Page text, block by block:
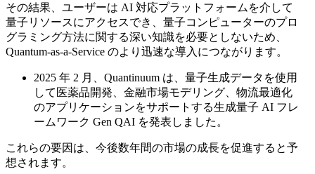
その結果、ユーザーは AI 対応プラットフォームを介して
量子リソースにアクセスでき、量子コンピューターのプロ
グラミング方法に関する深い知識を必要としないため、
Quantum-as-a-Service のより迅速な導入につながります。
2025 年 2 月、Quantinuum は、量子生成データを使用
して医薬品開発、金融市場モデリング、物流最適化
のアプリケーションをサポートする生成量子 AI フレ
ームワーク Gen QAI を発表しました。
これらの要因は、今後数年間の市場の成長を促進すると予
想されます。